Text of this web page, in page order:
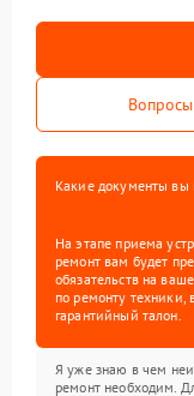
Какие документы вы
На этапе приема
ремонт вам будет
обязательств на
по ремонту техники,
гарантийный талон.
Я уже знаю в чем
ремонт необходим.